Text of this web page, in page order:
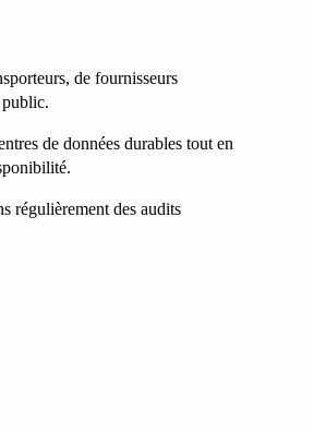
de fournisseurs
public.
de données durables tout en
régulièrement des audits